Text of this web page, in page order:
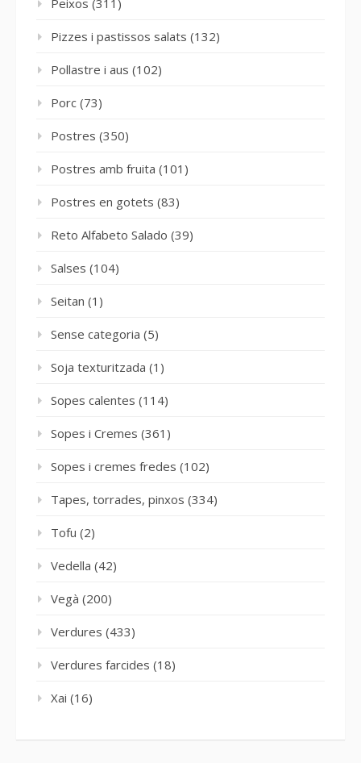
Peixos (311)
Pizzes i pastissos salats (132)
Pollastre i aus (102)
Porc (73)
Postres (350)
Postres amb fruita (101)
Postres en gotets (83)
Reto Alfabeto Salado (39)
Salses (104)
Seitan (1)
Sense categoria (5)
Soja texturitzada (1)
Sopes calentes (114)
Sopes i Cremes (361)
Sopes i cremes fredes (102)
Tapes, torrades, pinxos (334)
Tofu (2)
Vedella (42)
Vegà (200)
Verdures (433)
Verdures farcides (18)
Xai (16)